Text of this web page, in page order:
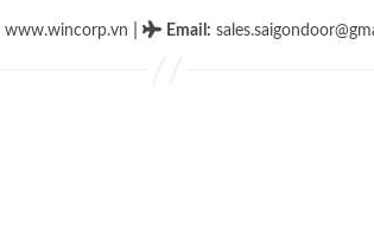
www.wincorp.vn Email :